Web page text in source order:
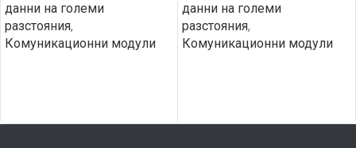
данни на големи
разстояния,
Комуникационни модули
данни на големи
разстояния,
Комуникационни модули